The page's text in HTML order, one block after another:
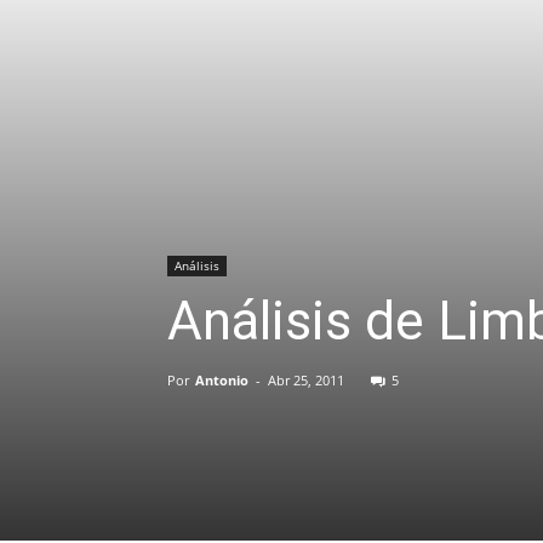
Análisis
Análisis de
Por Antonio - Abr 25, 2011 5